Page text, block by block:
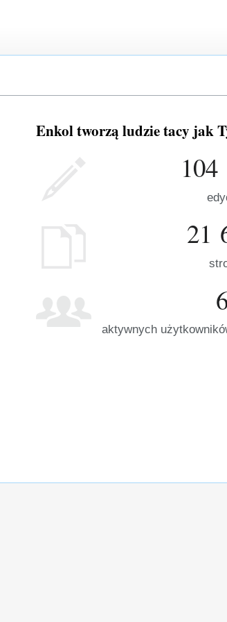
Enkol tworzą ludzie tacy jak
104
21
aktywnych